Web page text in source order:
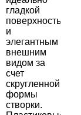
гладкой
поверхностью
и
элегантным
внешним
видом за
счет
скругленной
формы
створки.